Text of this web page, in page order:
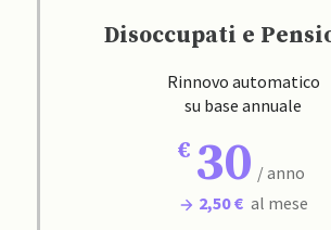
Disoccupati e
Rinnovo automatico
su base annuale
30 / anno
2,50 € al mese